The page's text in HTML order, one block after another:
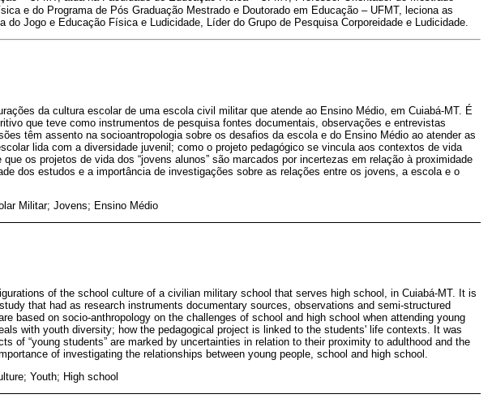
e do Programa de Pós Graduação Mestrado e Doutorado em Educação – UFMT, leciona as
do Jogo e Educação Física e Ludicidade, Líder do Grupo de Pesquisa Corporeidade e Ludicidade.
da cultura escolar de uma escola civil militar que atende ao Ensino Médio, em Cuiabá-MT. É
que teve como instrumentos de pesquisa fontes documentais, observações e entrevistas
têm assento na socioantropologia sobre os desafios da escola e do Ensino Médio ao atender as
lida com a diversidade juvenil; como o projeto pedagógico se vincula aos contextos de vida
os projetos de vida dos “jovens alunos” são marcados por incertezas em relação à proximidade
dos estudos e a importância de investigações sobre as relações entre os jovens, a escola e o
Militar; Jovens; Ensino Médio
of the school culture of a civilian military school that serves high school, in Cuiabá-MT. It is
that had as research instruments documentary sources, observations and semi-structured
based on socio-anthropology on the challenges of school and high school when attending young
with youth diversity; how the pedagogical project is linked to the students' life contexts. It was
of “young students” are marked by uncertainties in relation to their proximity to adulthood and the
of investigating the relationships between young people, school and high school.
Youth; High school